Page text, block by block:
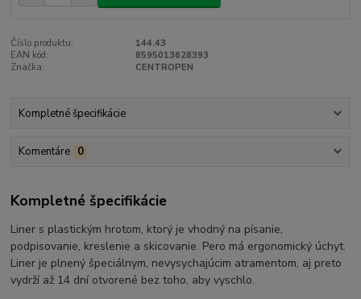
Číslo produktu:
144.43
EAN kód:
8595013628393
Značka:
CENTROPEN
Kompletné špecifikácie
Komentáre 0
Kompletné špecifikácie
Liner s plastickým hrotom, ktorý je vhodný na písanie,
podpisovanie, kreslenie a skicovanie. Pero má ergonomický úchyt.
Liner je plnený špeciálnym, nevysychajúcim atramentom, aj preto
vydrží až 14 dní otvorené bez toho, aby vyschlo.